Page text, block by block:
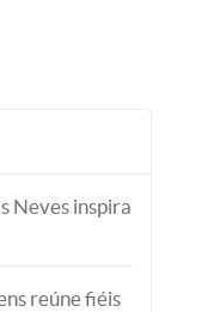
Neves inspira
reúne fiéis